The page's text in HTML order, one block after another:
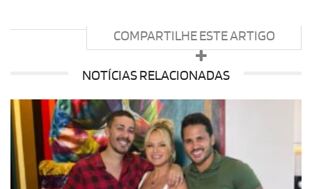
COMPARTILHE ESTE ARTIGO
NOTÍCIAS RELACIONADAS